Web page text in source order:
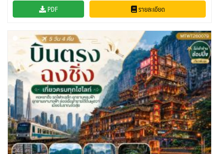
PDF รายละเอียด